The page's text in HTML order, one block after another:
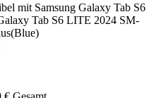
mit Samsung Galaxy Tab S6
Tab S6 LITE 2024 SM-